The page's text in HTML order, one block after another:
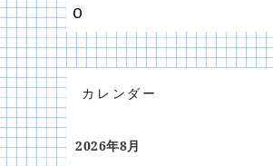
O
カレンダー
2026年8月